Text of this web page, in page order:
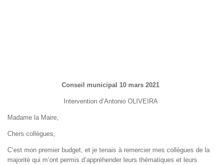
Conseil municipal 10 mars 2021
Intervention d’Antonio OLIVEIRA
Madame la Maire,
Chers collègues,
C’est mon premier budget, et je tenais à remercier mes collègues de la
majorité qui m’ont permis d’appréhender leurs thématiques et leurs